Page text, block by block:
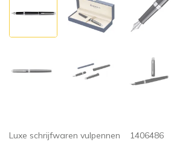
Luxe schrijfwaren vulpennen 1406486